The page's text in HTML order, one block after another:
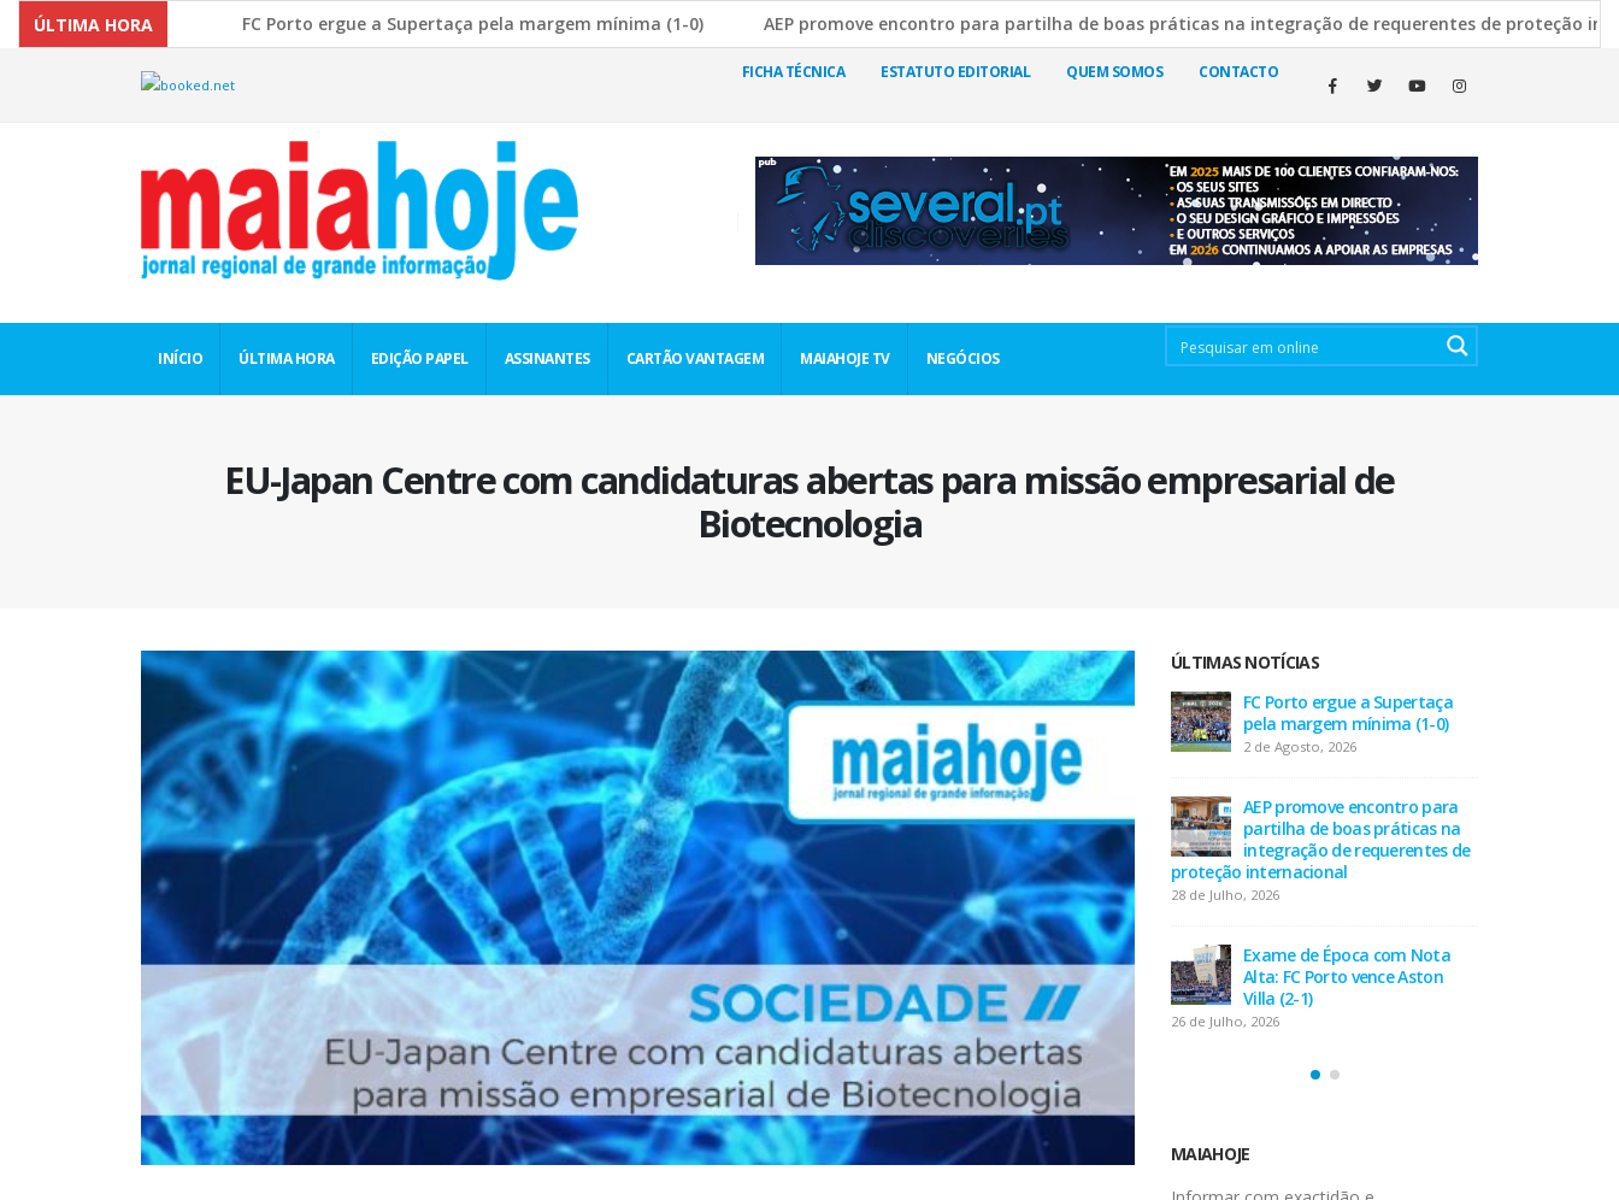
ÚLTIMA HORA FC Porto ergue a Supertaça pela margem mínima (1-0) AEP promove encontro para partilha de boas práticas na integração de requerentes de proteção
Comissão Europeia quer ouvir as PME’s sobre a Rutura da Cadeia de Abastecimento JF Nogueira e Silva Escura esclarece decisão de manter cemitérios abertos
FICHA TÉCNICA ESTATUTO EDITORIAL QUEM SOMOS CONTACTO
INÍCIO ÚLTIMA HORA EDIÇÃO PAPEL ASSINANTES CARTÃO VANTAGEM MAIAHOJE TV NEGÓCIOS
EU-Japan Centre com candidaturas abertas para missão empresarial de
Biotecnologia
ÚLTIMAS NOTÍCIAS
FC Porto ergue a Supertaça
pela margem mínima (1-0)
2 de Agosto, 2026
AEP promove encontro para
partilha de boas práticas na
integração de requerentes de
proteção internacional
28 de Julho, 2026
Exame de Época com Nota
Alta: FC Porto vence Aston
26 de Julho, 2026
AEP desafia empresas na QSP
Summit e revela prioridades
do tecido empresarial em dois
minutos
17 de Julho, 2026
O Fator Humano na Era
Algorítmica: As Grandes
Linhas de Força do QSP
Summit 2026
7 de Julho, 2026
Leça FC vence Campeonato de
Portugal na final do Jamor
11 de Junho, 2026
FC Porto ergue a Supertaça
pela margem mínima (1-0)
2 de Agosto, 2026
AEP promove encontro para
partilha de boas práticas na
integração de requerentes de
proteção internacional
28 de Julho, 2026
Exame de Época com Nota
Alta: FC Porto vence Aston
Villa (2-1)
26 de Julho, 2026
AEP desafia empresas na QSP
Summit e revela prioridades
do tecido empresarial em dois
O Fator Humano na Era
Algorítmica: As Grandes
Linhas de Força do QSP
Leça FC vence Campeonato de
Portugal na final do Jamor